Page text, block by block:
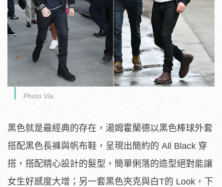
Photo Via
黑色就是最經典的存在，湯姆霍蘭德以黑色棒球外套
搭配黑色長褲與帆布鞋，呈現出簡約的 All Black 穿
搭，搭配精心設計的髮型，簡單俐落的造型絕對能讓
女生好感度大增；另一套黑色夾克與白T的 Look，下